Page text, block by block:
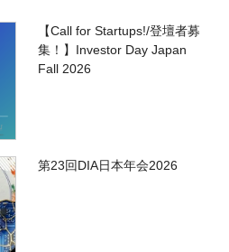
【Call for Startups!/登壇者募
集！】Investor Day Japan
Fall 2026
第23回DIA日本年会2026